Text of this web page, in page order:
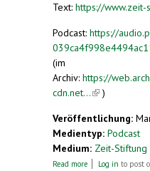
Text: https://
Podcast: https://
(im
Archiv: https://
cdn.net...(link is
)
Veröffentlichung:
Medientyp: Podcast
Medium: Zeit-Stiftung
Read more about Adriano
Log in to post